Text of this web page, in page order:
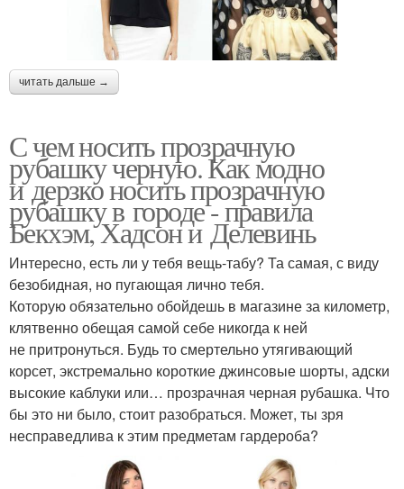
читать дальше →
С чем носить прозрачную
рубашку черную. Как модно
и дерзко носить прозрачную
рубашку в городе - правила
Бекхэм, Хадсон и Делевинь
Интересно, есть ли у тебя вещь-табу? Та самая, с виду
безобидная, но пугающая лично тебя.
Которую обязательно обойдешь в магазине за километр,
клятвенно обещая самой себе никогда к ней
не притронуться. Будь то смертельно утягивающий
корсет, экстремально короткие джинсовые шорты, адски
высокие каблуки или… прозрачная черная рубашка. Что
бы это ни было, стоит разобраться. Может, ты зря
несправедлива к этим предметам гардероба?